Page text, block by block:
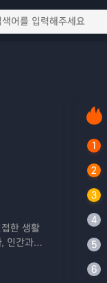
한 생활
인간과
1
2
3
4
5
6